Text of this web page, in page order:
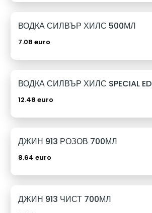
ВОДКА СИЛВЪР ХИЛС 500МЛ
7.08 euro
12.48 euro
ДЖИН 913 РОЗОВ 700МЛ
8.64 euro
ДЖИН 913 ЧИСТ 700МЛ